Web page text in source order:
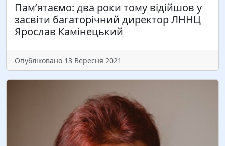
Пам’ятаємо: два роки тому відійшов у
засвіти багаторічний директор ЛННЦ
Ярослав Камінецький
Опубліковано 13 Вересня 2021